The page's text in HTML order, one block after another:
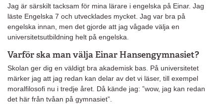
Jag är särskilt tacksam för mina lärare i engelska på Einar. Jag
läste Engelska 7 och utvecklades mycket. Jag var bra på
engelska innan, men det gjorde att jag vågade välja en
universitetsutbildning helt på engelska.
Varför ska man välja Einar Hansengymnasiet?
Skolan ger dig en väldigt bra akademisk bas. På universitetet
märker jag att jag redan kan delar av det vi läser, till exempel
moralfilosofi nu i tredje året. Då kände jag: ”wow, jag kan redan
det här från tvåan på gymnasiet”.